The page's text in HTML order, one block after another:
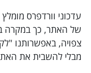
עדכוני וורדפרס
של האתר, כך במקרה
צפויה, באפשרותנו
מבלי להשבית את